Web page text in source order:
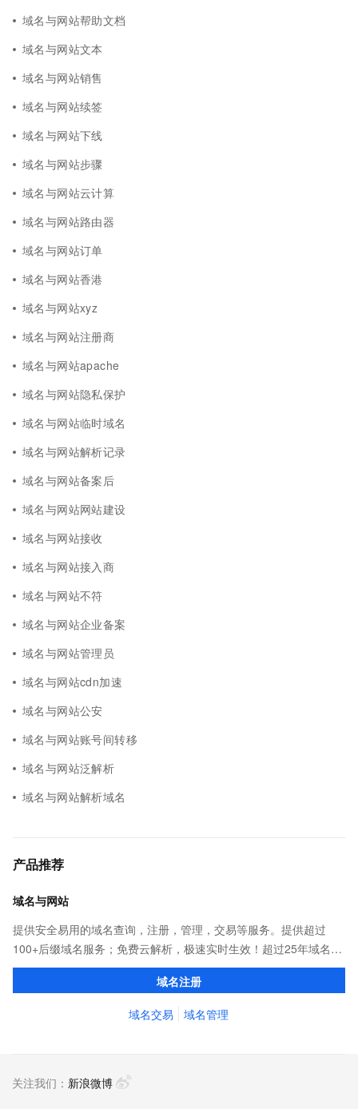
域名与网站帮助文档
域名与网站文本
域名与网站销售
域名与网站续签
域名与网站下线
域名与网站步骤
域名与网站云计算
域名与网站路由器
域名与网站订单
域名与网站香港
域名与网站xyz
域名与网站注册商
域名与网站apache
域名与网站隐私保护
域名与网站临时域名
域名与网站解析记录
域名与网站备案后
域名与网站网站建设
域名与网站接收
域名与网站接入商
域名与网站不符
域名与网站企业备案
域名与网站管理员
域名与网站cdn加速
域名与网站公安
域名与网站账号间转移
域名与网站泛解析
域名与网站解析域名
产品推荐
域名与网站
提供安全易用的域名查询，注册，管理，交易等服务。提供超过
100+后缀域名服务；免费云解析，极速实时生效！超过25年域名服
务经验，累计超过4000万个域名在阿里云注册，连续多年市场NO.1
域名注册
域名交易 域名管理
关注我们： 新浪微博